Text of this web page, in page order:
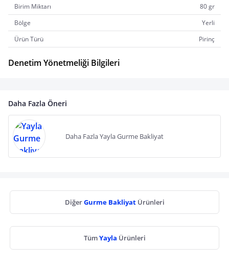
Birim Miktarı
80 gr
Bölge
Yerli
Ürün Türü
Pirinç
Denetim Yönetmeliği Bilgileri
Daha Fazla Öneri
Daha Fazla Yayla Gurme Bakliyat
DiğerGurme Bakliyat Ürünleri
TümYayla Ürünleri